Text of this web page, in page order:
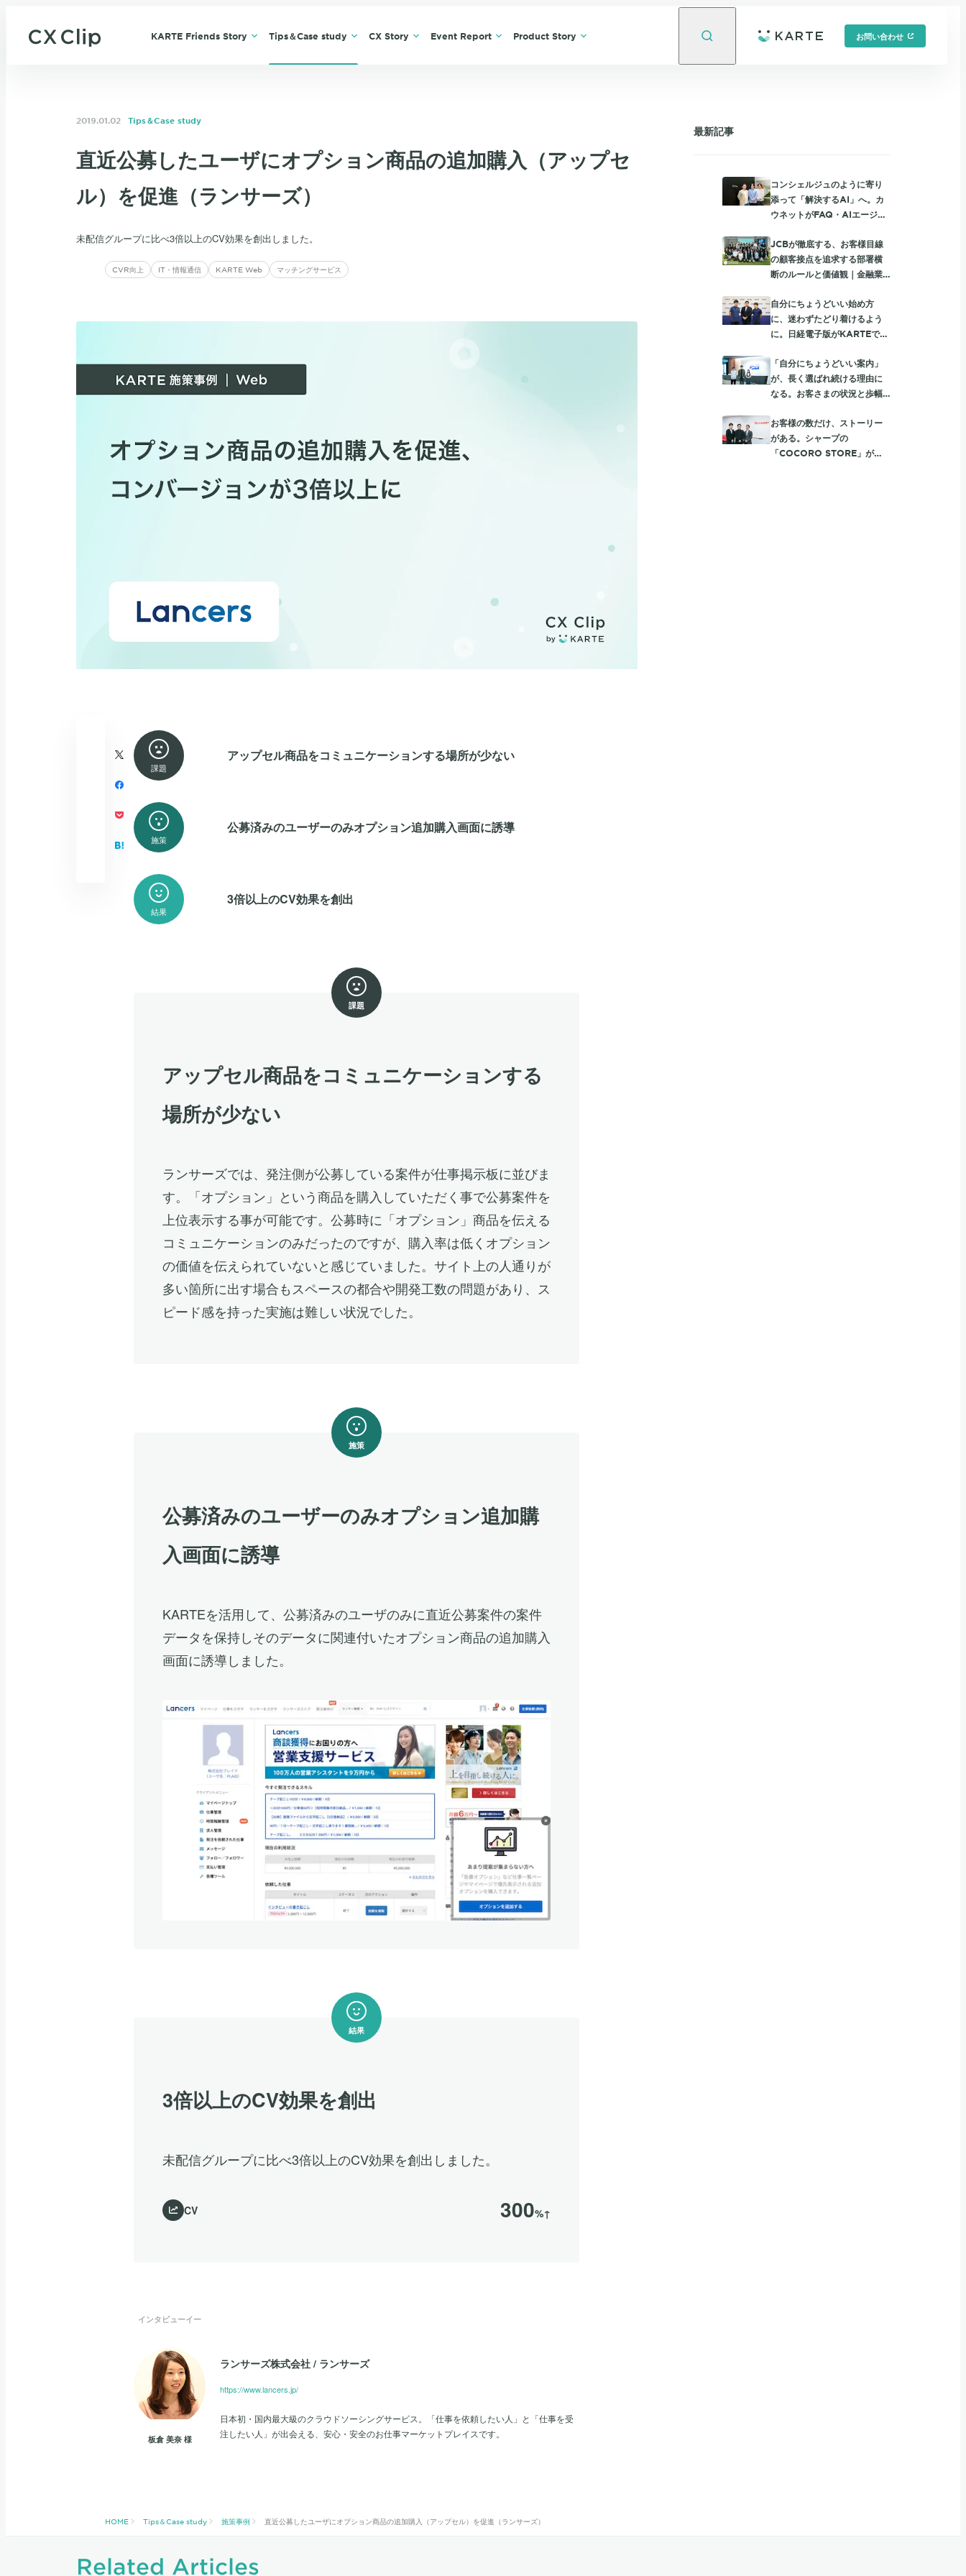
KARTE Friends Story Tips＆Case study CX Story Event Report Product Story お問い合わせ
2019.01.02 Tips＆Case study
直近公募したユーザにオプション商品の追加購入（アップセ
ル）を促進（ランサーズ）
未配信グループに比べ3倍以上のCV効果を創出しました。
CVR向上 IT・情報通信 KARTE Web マッチングサービス
課題
アップセル商品をコミュニケーションする場所が少ない
施策
公募済みのユーザーのみオプション追加購入画面に誘導
結果
3倍以上のCV効果を創出
課題
アップセル商品をコミュニケーションする
場所が少ない
ランサーズでは、発注側が公募している案件が仕事掲示板に並びま
す。「オプション」という商品を購入していただく事で公募案件を
上位表示する事が可能です。公募時に「オプション」商品を伝える
コミュニケーションのみだったのですが、購入率は低くオプション
の価値を伝えられていないと感じていました。サイト上の人通りが
多い箇所に出す場合もスペースの都合や開発工数の問題があり、ス
ピード感を持った実施は難しい状況でした。
施策
公募済みのユーザーのみオプション追加購
入画面に誘導
KARTEを活用して、公募済みのユーザのみに直近公募案件の案件
データを保持しそのデータに関連付いたオプション商品の追加購入
画面に誘導しました。
結果
3倍以上のCV効果を創出
未配信グループに比べ3倍以上のCV効果を創出しました。
CV 300%↑
インタビューイー
板倉 美奈様
ランサーズ株式会社 / ランサーズ
https://www.lancers.jp/
日本初・国内最大級のクラウドソーシングサービス。「仕事を依頼したい人」と「仕事を受
注したい人」が出会える、安心・安全のお仕事マーケットプレイスです。
最新記事
コンシェルジュのように寄り
添って「解決するAI」へ。カ
ウネットがFAQ・AIエージェ
て進める、個社最適な顧客サ
ポート
JCBが徹底する、お客様目線
の顧客接点を追求する部署横
断のルールと価値観｜金融業
自分にちょうどいい始め方
に、迷わずたどり着けるよう
に。日経電子版がKARTEで実
線
「自分にちょうどいい案内」
が、長く選ばれ続ける理由に
なる。お客さまの状況と歩幅
「おトク」が膨らむ体験設計
お客様の数だけ、ストーリー
がある。シャープの
「COCORO STORE」が
HOME Tips＆Case study 施策事例 直近公募したユーザにオプション商品の追加購入（アップセル）を促進（ランサーズ）
Related Articles